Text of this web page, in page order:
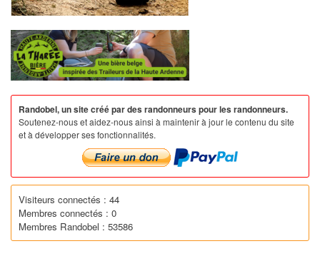
Randobel, un site créé par des randonneurs pour les randonneurs.
Soutenez-nous et aidez-nous ainsi à maintenir à jour le contenu du site
et à développer ses fonctionnalités.
Visiteurs connectés : 44
Membres connectés : 0
Membres Randobel : 53586